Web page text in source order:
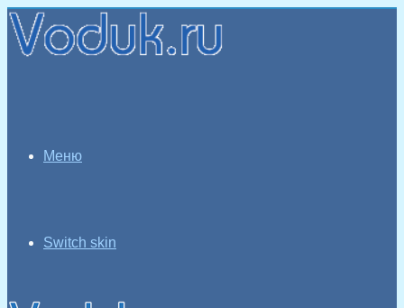
Меню
Switch skin